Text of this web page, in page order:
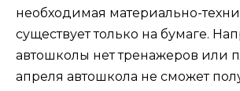
необходимая материально-
существует только на бумаге.
автошколы нет тренажеров или
апреля автошкола не сможет